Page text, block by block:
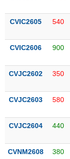
CVIC2605 540
CVIC2606 900
CVJC2602 350
CVJC2603 580
CVJC2604 440
CVNM2608 380
Công
cụ
tư
Truyền
thông
chính